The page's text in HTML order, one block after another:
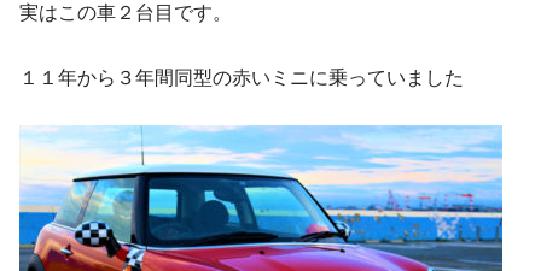
実はこの車２台目です。
１１年から３年間同型の赤いミニに乗っていました